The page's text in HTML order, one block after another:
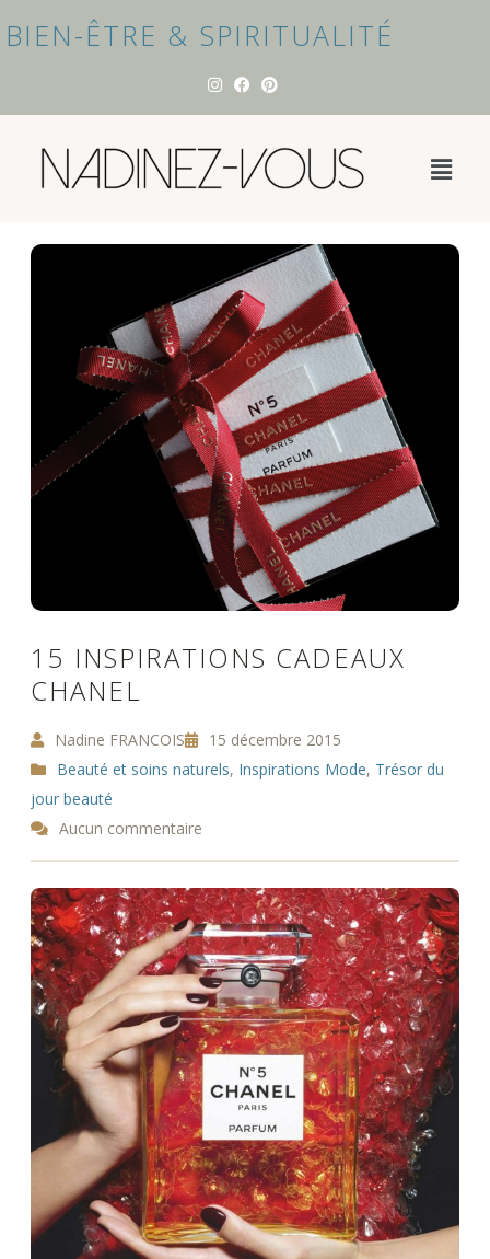
BIEN-ÊTRE & SPIRITUALITÉ
15 INSPIRATIONS CADEAUX
CHANEL
Nadine FRANCOIS
15 décembre 2015
Beauté et soins naturels, Inspirations Mode, Trésor du
jour beauté
Aucun commentaire